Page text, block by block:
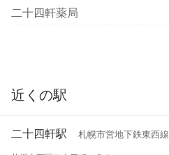
二十四軒薬局
近くの駅
二十四軒駅 札幌市営地下鉄東西線